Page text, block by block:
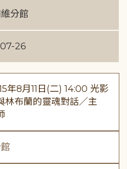
分館
26
年8月11日(二) 14:00 光影
林布蘭的靈魂對話／主